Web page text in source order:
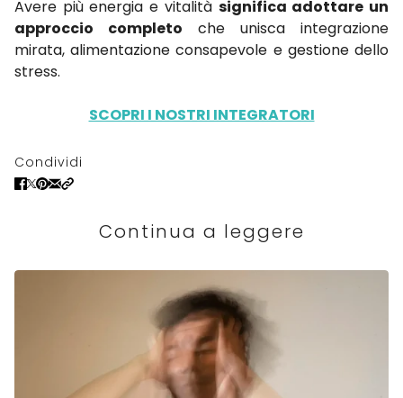
Avere più energia e vitalità significa adottare un
approccio completo che unisca integrazione
mirata, alimentazione consapevole e gestione dello
stress.
SCOPRI I NOSTRI INTEGRATORI
Condividi
Continua a leggere